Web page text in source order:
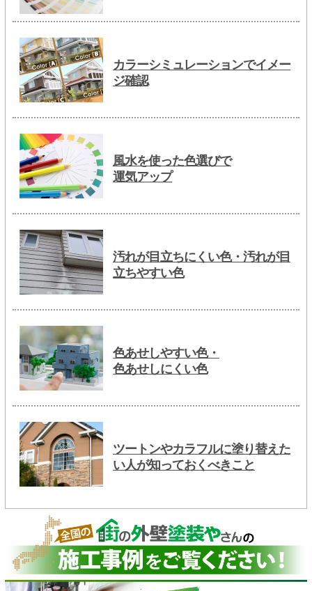
カラーシミュレーションでイメー
ジ確認
風水を使った色選びで
運気アップ
汚れが目立ちにくい色・汚れが目
立ちやすい色
色あせしやすい色・
色あせしにくい色
ツートンやカラフルに塗り替えた
い人が知っておくべきこと